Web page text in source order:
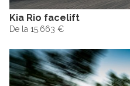
Kia Rio facelift
De la 15.663 €